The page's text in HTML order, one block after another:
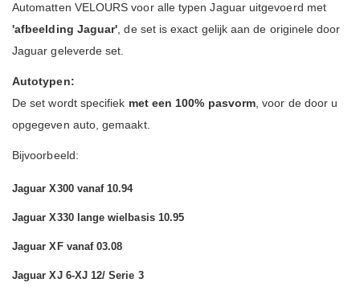
Automatten VELOURS voor alle typen Jaguar uitgevoerd met
'afbeelding Jaguar' , de set is exact gelijk aan de originele door
Jaguar geleverde set.
Autotypen:
De set wordt specifiek met een 100% pasvorm , voor de door u
opgegeven auto, gemaakt.
Bijvoorbeeld:
Jaguar X300 vanaf 10.94
Jaguar X330 lange wielbasis 10.95
Jaguar XF vanaf 03.08
Jaguar XJ 6-XJ 12/ Serie 3